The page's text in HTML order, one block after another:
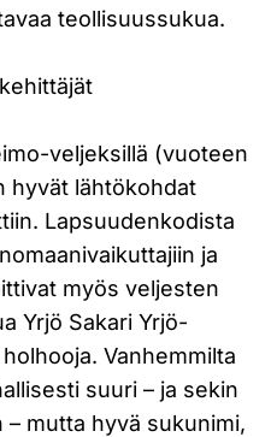
teollisuussukua.
veljeksillä (vuoteen
hyvät lähtökohdat
Lapsuudenkodista
ja
myös veljesten
Yrjö Sakari Yrjö-
Vanhemmilta
suuri – ja sekin
mutta hyvä sukunimi,